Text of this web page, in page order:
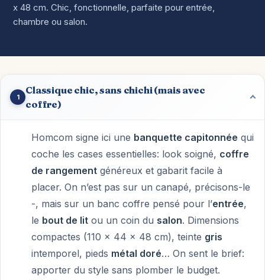
x 48 cm. Chic, fonctionnelle, parfaite pour entrée,
chambre ou salon.
1
Classique chic, sans chichi (mais avec
coffre)
Homcom signe ici une banquette capitonnée qui
coche les cases essentielles: look soigné, coffre
de rangement généreux et gabarit facile à
placer. On n’est pas sur un canapé, précisons-le
-, mais sur un banc coffre pensé pour l’entrée,
le bout de lit ou un coin du salon. Dimensions
compactes (110 x 44 x 48 cm), teinte gris
intemporel, pieds métal doré… On sent le brief:
apporter du style sans plomber le budget.